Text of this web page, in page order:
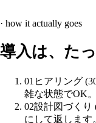
· how it actually goes
導入は、た
01 ヒアリング
雑な状態でOK。
02設計図づくり
にして返します